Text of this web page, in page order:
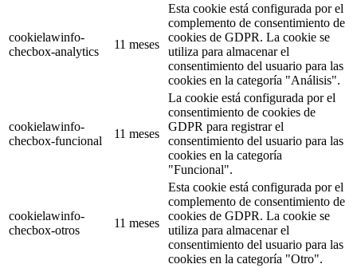
cookielawinfo-
checbox-analytics
11 meses
Esta cookie está configurada por el
complemento de consentimiento de
cookies de GDPR. La cookie se
utiliza para almacenar el
consentimiento del usuario para las
cookies en la categoría "Análisis".
cookielawinfo-
checbox-funcional
11 meses
La cookie está configurada por el
consentimiento de cookies de
GDPR para registrar el
consentimiento del usuario para las
cookies en la categoría
"Funcional".
cookielawinfo-
checbox-otros
11 meses
Esta cookie está configurada por el
complemento de consentimiento de
cookies de GDPR. La cookie se
utiliza para almacenar el
consentimiento del usuario para las
cookies en la categoría "Otro".